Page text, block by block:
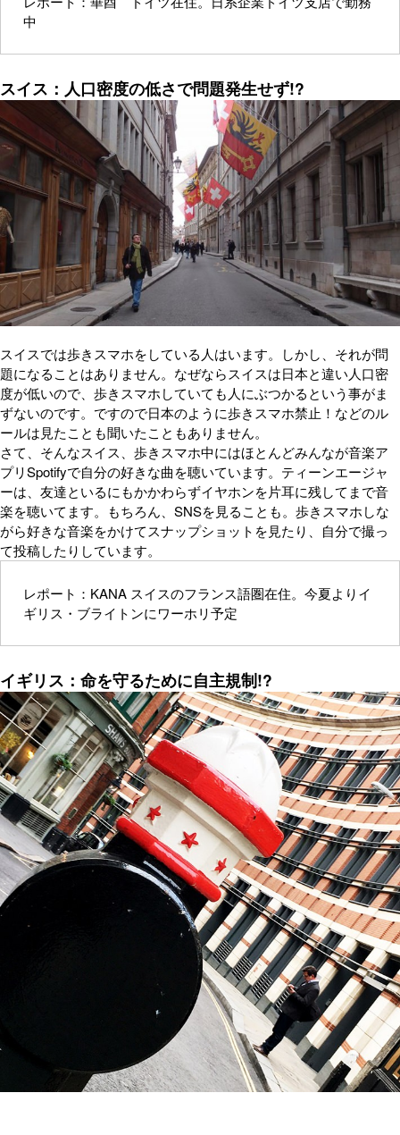
中
スイス：人口密度の低さで問題発生せず!?
スイスでは歩きスマホをしている人はいます。しかし、それが問
題になることはありません。なぜならスイスは日本と違い人口密
度が低いので、歩きスマホしていても人にぶつかるという事がま
ずないのです。ですので日本のように歩きスマホ禁止！などのル
ールは見たことも聞いたこともありません。
さて、そんなスイス、歩きスマホ中にはほとんどみんなが音楽ア
プリSpotifyで自分の好きな曲を聴いています。ティーンエージャ
ーは、友達といるにもかかわらずイヤホンを片耳に残してまで音
楽を聴いてます。もちろん、SNSを見ることも。歩きスマホしな
がら好きな音楽をかけてスナップショットを見たり、自分で撮っ
て投稿したりしています。
レポート：KANA スイスのフランス語圏在住。今夏よりイ
ギリス・ブライトンにワーホリ予定
イギリス：命を守るために自主規制!?